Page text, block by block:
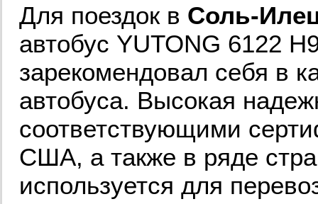
Для поездок в Соль-
автобус YUTONG 6122
зарекомендовал себя в
автобуса. Высокая
соответствующими
США, а также в ряде
используется для